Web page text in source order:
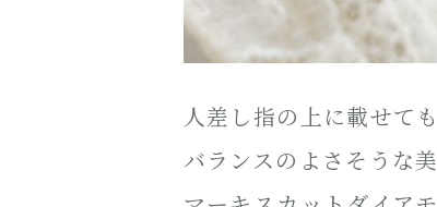
人差し指の上に載せても
バランスのよさそうな